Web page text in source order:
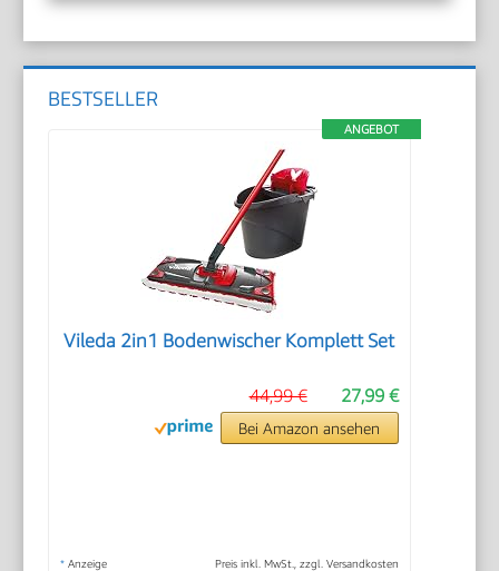
BESTSELLER
ANGEBOT
Vileda 2in1 Bodenwischer Komplett Set
27,99 €
44,99 €
Bei Amazon ansehen
* Anzeige Preis inkl. MwSt., zzgl. Versandkosten